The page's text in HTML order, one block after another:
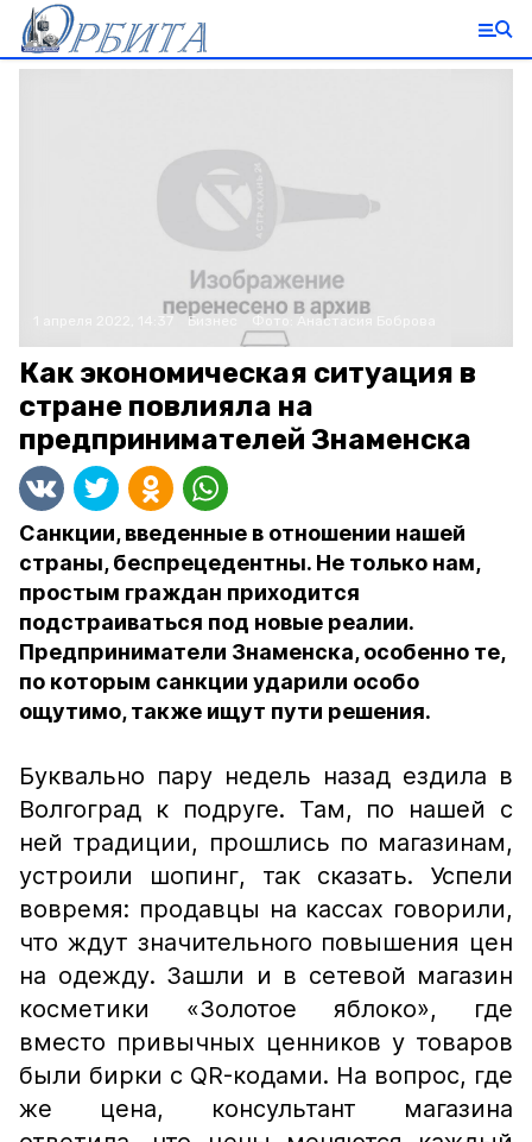
Бизнес Фото: Анастасия Боброва
Как экономическая ситуация в
стране повлияла на
предпринимателей Знаменска
Санкции, введенные в отношении нашей
страны, беспрецедентны. Не только нам,
простым граждан приходится
подстраиваться под новые реалии.
Предприниматели Знаменска, особенно те,
по которым санкции ударили особо
ощутимо, также ищут пути решения.
Буквально пару недель назад ездила в
Волгоград к подруге. Там, по нашей с
ней традиции, прошлись по магазинам,
устроили шопинг, так сказать. Успели
вовремя: продавцы на кассах говорили,
что ждут значительного повышения цен
на одежду. Зашли и в сетевой магазин
косметики «Золотое яблоко», где
вместо привычных ценников у товаров
были бирки с QR-кодами. На вопрос, где
же цена, консультант магазина